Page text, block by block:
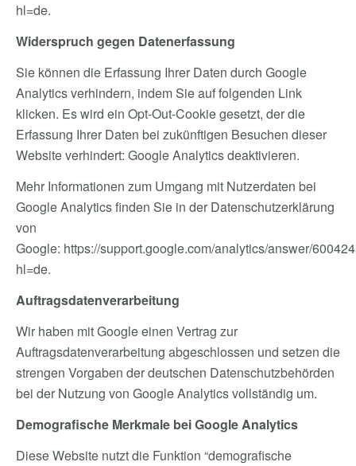
hl=de.
Widerspruch gegen Datenerfassung
Sie können die Erfassung Ihrer Daten durch Google
Analytics verhindern, indem Sie auf folgenden Link
klicken. Es wird ein Opt-Out-Cookie gesetzt, der die
Erfassung Ihrer Daten bei zukünftigen Besuchen dieser
Website verhindert: Google Analytics deaktivieren.
Mehr Informationen zum Umgang mit Nutzerdaten bei
Google Analytics finden Sie in der Datenschutzerklärung
von
Google: https://support.google.com/analytics/answer/
hl=de.
Auftragsdatenverarbeitung
Wir haben mit Google einen Vertrag zur
Auftragsdatenverarbeitung abgeschlossen und setzen die
strengen Vorgaben der deutschen Datenschutzbehörden
bei der Nutzung von Google Analytics vollständig um.
Demografische Merkmale bei Google Analytics
Diese Website nutzt die Funktion “demografische